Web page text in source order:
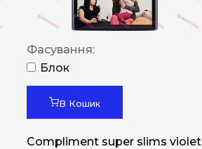
Фасування:
Блок
В Кошик
Compliment super slims violet